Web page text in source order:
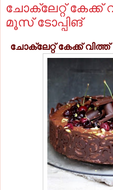
ചോക്ലേറ്റ് കേക്ക്
മൂസ് ടോപ്പിങ്
ചോക്ലേറ്റ് കേക്ക്